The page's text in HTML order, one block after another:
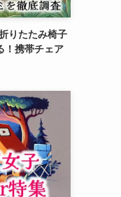
りたたみ椅子
！携帯チェア